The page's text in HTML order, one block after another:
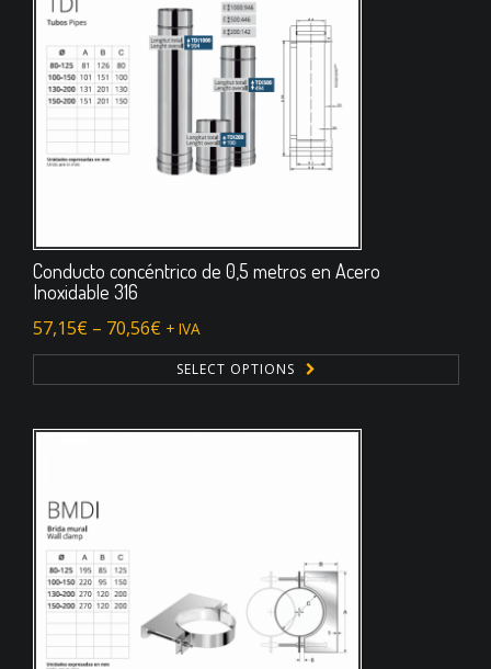
Conducto concéntrico de 0,5 metros en Acero
Inoxidable 316
57,15€ – 70,56€ + IVA
SELECT OPTIONS